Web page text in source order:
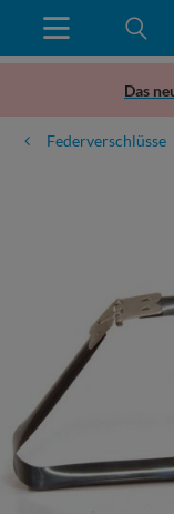
Das
Federverschlüsse